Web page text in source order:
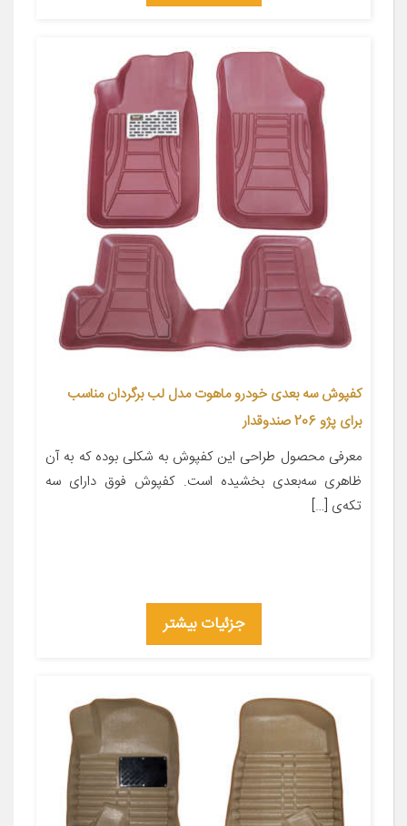
کفپوش سه بعدی خودرو ماهوت مدل لب برگردان مناسب
برای پژو 206 صندوقدار
معرفی محصول طراحی این کفپوش به شکلی بوده که به آن
ظاهری سه‌بعدی بخشیده است. کفپوش فوق دارای سه
تکه‌ی […]
جزئیات بیشتر